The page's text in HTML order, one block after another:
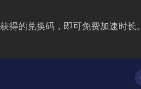
得的兑换码，即可免费加速时长。